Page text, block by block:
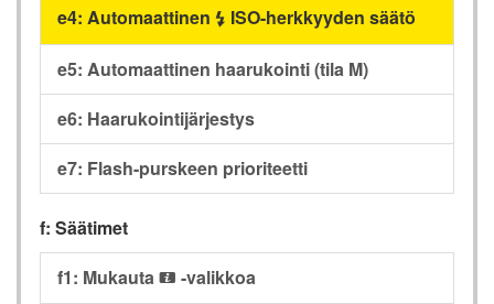
e4: Automaattinen c ISO-herkkyyden säätö
e5: Automaattinen haarukointi (tila M)
e6: Haarukointijärjestys
e7: Flash-purskeen prioriteetti
f: Säätimet
f1: Mukauta i -valikkoa